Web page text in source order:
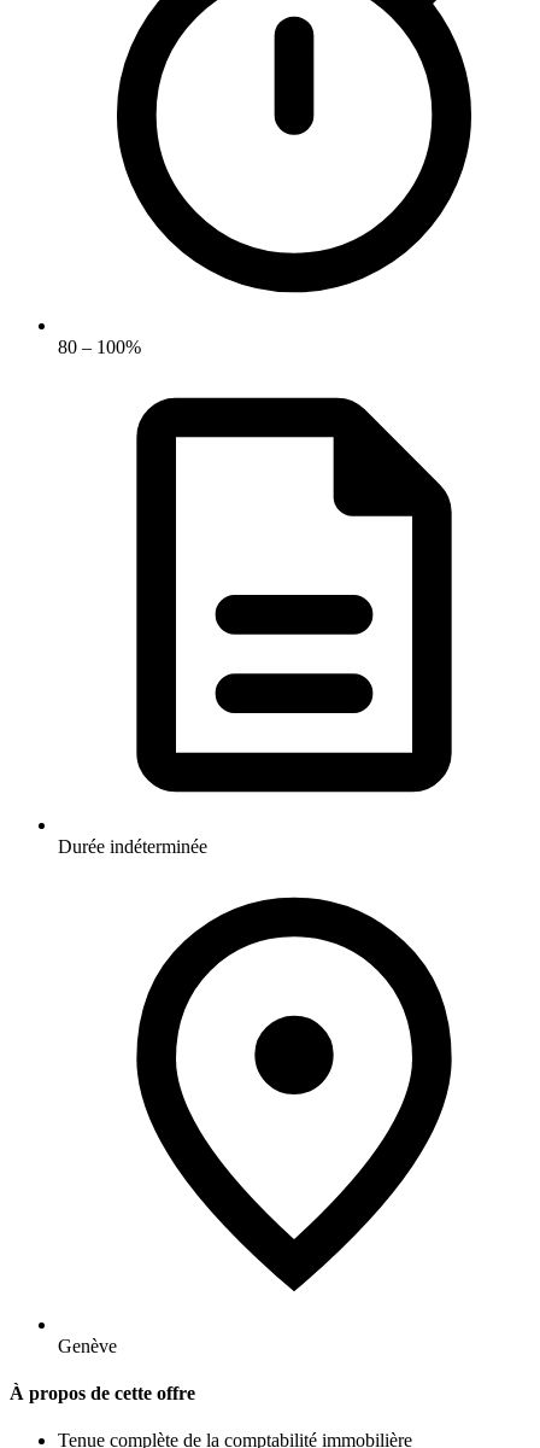
80 – 100%
Durée indéterminée
Genève
À propos de cette offre
Tenue complète de la comptabilité immobilière